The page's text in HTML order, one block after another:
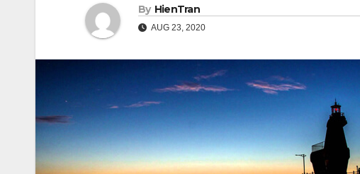
By HienTran
AUG 23, 2020